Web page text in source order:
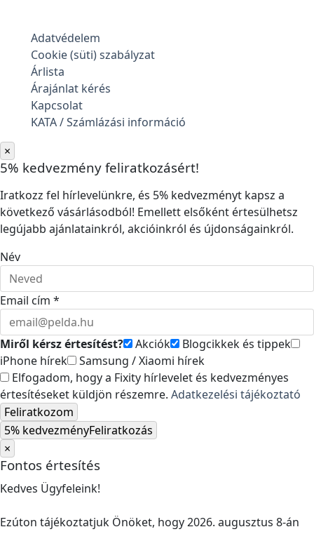
Adatvédelem
Cookie (süti) szabályzat
Árlista
Árajánlat kérés
Kapcsolat
KATA / Számlázási információ
×
5% kedvezmény feliratkozásért!
Iratkozz fel hírlevelünkre, és 5% kedvezményt kapsz a
következő vásárlásodból! Emellett elsőként értesülhetsz
legújabb ajánlatainkról, akcióinkról és újdonságainkról.
Név
Email cím *
Miről kérsz értesítést? Akciók
Blogcikkek és tippek
iPhone hírek
Samsung / Xiaomi hírek
Elfogadom, hogy a Fixity hírlevelet és kedvezményes
értesítéseket küldjön részemre. Adatkezelési tájékoztató
Feliratkozom
5% kedvezményFeliratkozás
×
Fontos értesítés
Kedves Ügyfeleink!
Ezúton tájékoztatjuk Önöket, hogy 2026. augusztus 8-án